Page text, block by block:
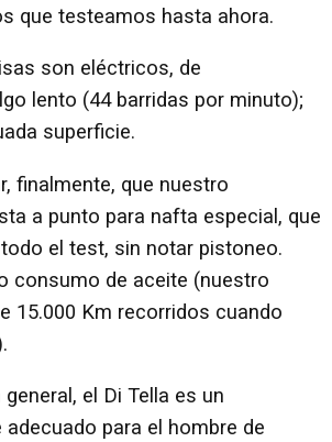
que testeamos hasta ahora.
son eléctricos, de
lento (44 barridas por minuto);
superficie.
finalmente, que nuestro
a punto para nafta especial, que
el test, sin notar pistoneo.
consumo de aceite (nuestro
15.000 Km recorridos cuando
el Di Tella es un
para el hombre de